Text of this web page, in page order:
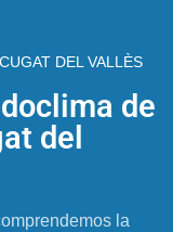
DEL VALLÈS
de
del
la